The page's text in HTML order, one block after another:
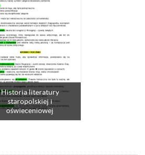
Historia literatury
staropolskiej i
oświeceniowej